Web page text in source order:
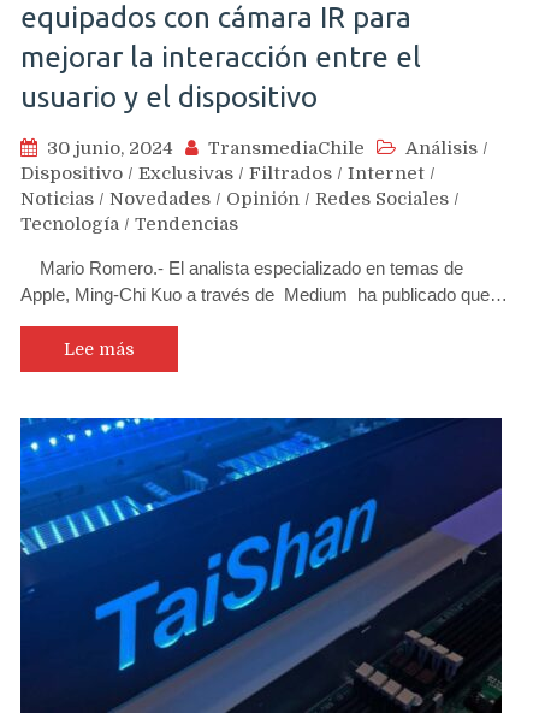
equipados con cámara IR para
mejorar la interacción entre el
usuario y el dispositivo
30 junio, 2024 TransmediaChile Análisis /
Dispositivo / Exclusivas / Filtrados / Internet /
Noticias / Novedades / Opinión / Redes Sociales /
Tecnología / Tendencias
Mario Romero.- El analista especializado en temas de
Apple, Ming-Chi Kuo a través de Medium ha publicado que…
Lee más